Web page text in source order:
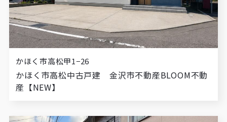
かほく市高松甲1−26
かほく市高松中古戸建 金沢市不動産BLOOM不動
産【NEW】